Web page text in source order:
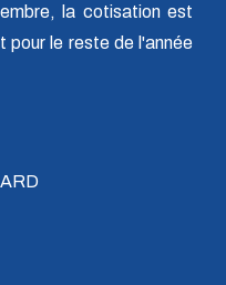
la cotisation est
pour le reste de l'année